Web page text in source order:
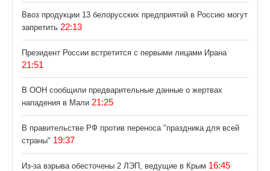
Ввоз продукции 13 белорусских предприятий в Россию могут
запретить 22:13
Президент России встретится с первыми лицами Ирана
21:51
В ООН сообщили предварительные данные о жертвах
нападения в Мали 21:25
В правительстве РФ против переноса "праздника для всей
страны" 19:37
Из-за взрыва обесточены 2 ЛЭП, ведущие в Крым 16:45